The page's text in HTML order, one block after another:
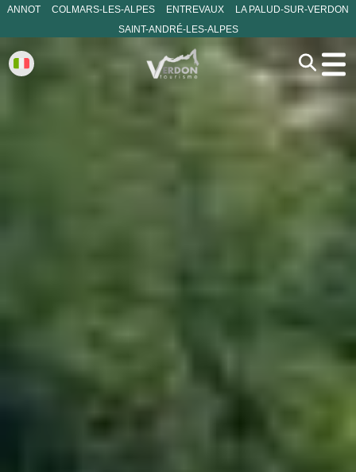
ANNOT COLMARS-LES-ALPES ENTREVAUX
LA PALUD-SUR-VERDON
SAINT-ANDRÉ-LES-ALPES